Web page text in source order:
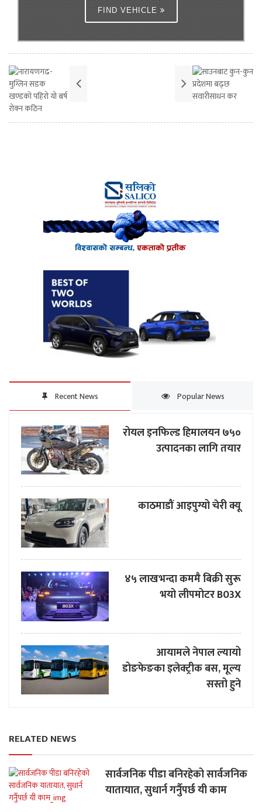
FIND VEHICLE
Recent News Popular News
रोयल इनफिल्ड हिमालयन ७५०
उत्पादनका लागि तयार
काठमाडौं आइपुग्यो चेरी क्यू
४५ लाखभन्दा कममै बिक्री सुरू
भयो लीपमोटर B03X
आयामले नेपाल ल्यायो
डोङफेङका इलेक्ट्रीक बस, मूल्य
सस्तो हुने
RELATED NEWS
सार्वजनिक पीडा बनिरहेको सार्वजनिक
यातायात, सुधार्न गर्नुैपर्छ यी काम